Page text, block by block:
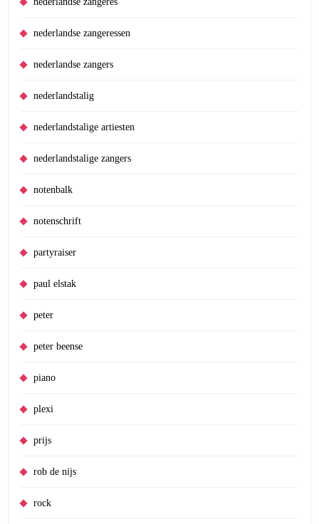
nederlandse zangeressen
nederlandse zangers
nederlandstalig
nederlandstalige artiesten
nederlandstalige zangers
notenbalk
notenschrift
partyraiser
paul elstak
peter
peter beense
piano
plexi
prijs
rob de nijs
rock